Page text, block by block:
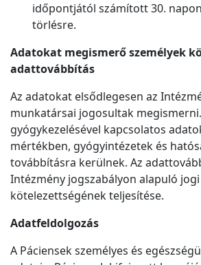
időpontjától számított 30.
törlésre.
Adatokat megismerő személyek
adattovábbítás
Az adatokat elsődlegesen az
munkatársai jogosultak
gyógykezelésével kapcsolatos
mértékben, gyógyintézetek és
továbbításra kerülnek. Az
Intézmény jogszabályon alapuló jogi
kötelezettségének teljesítése.
Adatfeldolgozás
A Páciensek személyes és